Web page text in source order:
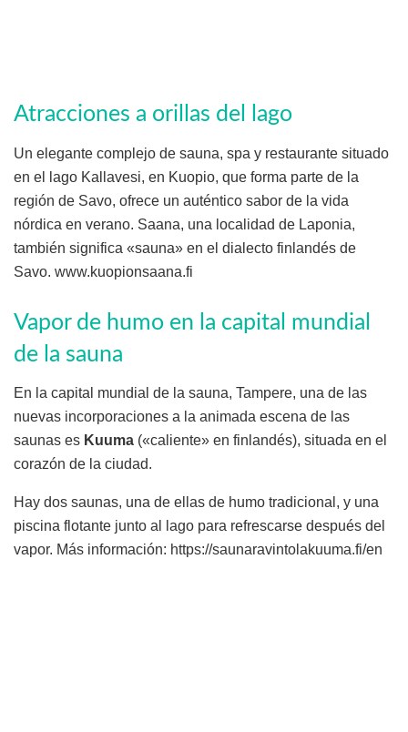
Atracciones a orillas del lago
Un elegante complejo de sauna, spa y restaurante situado
en el lago Kallavesi, en Kuopio, que forma parte de la
región de Savo, ofrece un auténtico sabor de la vida
nórdica en verano. Saana, una localidad de Laponia,
también significa «sauna» en el dialecto finlandés de
Savo. www.kuopionsaana.fi
Vapor de humo en la capital mundial
de la sauna
En la capital mundial de la sauna, Tampere, una de las
nuevas incorporaciones a la animada escena de las
saunas es Kuuma («caliente» en finlandés), situada en el
corazón de la ciudad.
Hay dos saunas, una de ellas de humo tradicional, y una
piscina flotante junto al lago para refrescarse después del
vapor. Más información: https://saunaravintolakuuma.fi/en